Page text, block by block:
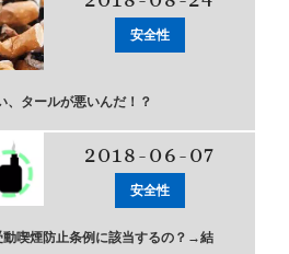
安全性
、タールが悪いんだ！？
2018-06-07
安全性
動喫煙防止条例に該当するの？→結